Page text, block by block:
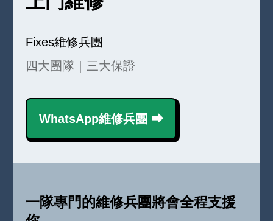
Fixes維修兵團
四大團隊｜三大保證
WhatsApp維修兵團 ⮕
一隊專門的維修兵團將會全程支援